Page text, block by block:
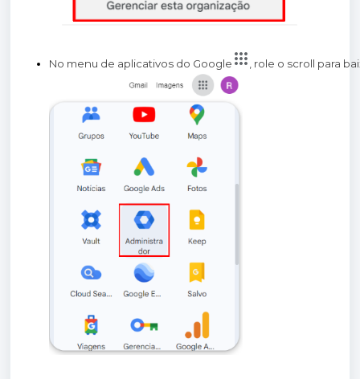
No menu de aplicativos do Google , role o scroll para